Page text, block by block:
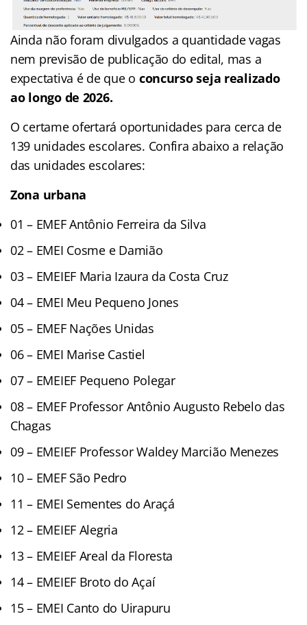
Ainda não foram divulgados a quantidade vagas
nem previsão de publicação do edital, mas a
expectativa é de que o concurso seja realizado
ao longo de 2026.
O certame ofertará oportunidades para cerca de
139 unidades escolares. Confira abaixo a relação
das unidades escolares:
Zona urbana
01 – EMEF Antônio Ferreira da Silva
02 – EMEI Cosme e Damião
03 – EMEIEF Maria Izaura da Costa Cruz
04 – EMEI Meu Pequeno Jones
05 – EMEF Nações Unidas
06 – EMEI Marise Castiel
07 – EMEIEF Pequeno Polegar
08 – EMEF Professor Antônio Augusto Rebelo das
Chagas
09 – EMEIEF Professor Waldey Marcião Menezes
10 – EMEF São Pedro
11 – EMEI Sementes do Araçá
12 – EMEIEF Alegria
13 – EMEIEF Areal da Floresta
14 – EMEIEF Broto do Açaí
15 – EMEI Canto do Uirapuru